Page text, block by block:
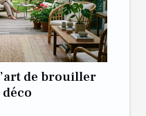
de brouiller